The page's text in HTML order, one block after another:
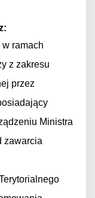
ramach
z zakresu
przez
Ministra
zawarcia